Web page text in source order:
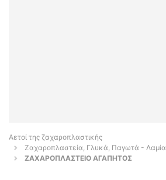
Αετοί της ζαχαροπλαστικής
Ζαχαροπλαστεία, Γλυκά, Παγωτά - Λαμία
ΖΑΧΑΡΟΠΛΑΣΤΕΙΟ ΑΓΑΠΗΤΟΣ